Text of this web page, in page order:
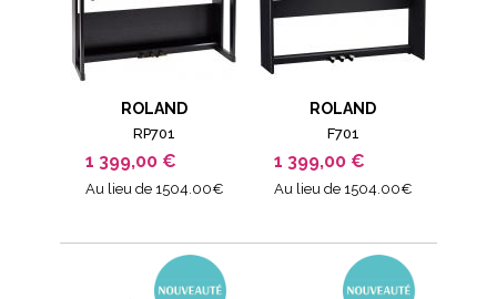
ROLAND
RP701
1 399,00 €
Au lieu de 1504.00€
ROLAND
F701
1 399,00 €
Au lieu de 1504.00€